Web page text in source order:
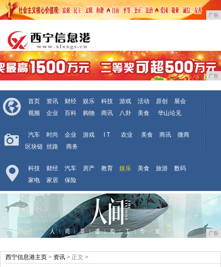
广告
广告
首页 资讯 财经 娱乐 科技 游戏 活动 原创
展会
视频
企业 百科 购物 商讯 八卦 美食 华山论见
汽车 时尚 企业 游戏 I T 农业 美食 商讯
微商
区块链 丝路 商务
科技 财经 汽车 房产 教育 娱乐 美食 旅游
数码
家电
家居 保险
广告
西宁信息港主页 > 资讯 > 正文 >